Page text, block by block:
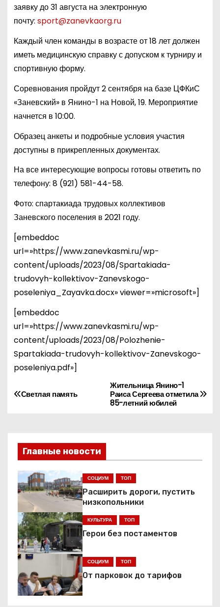
заявку до 31 августа на электронную
почту: sport@zanevkaorg.ru
Каждый член команды в возрасте от 18 лет должен
иметь медицинскую справку с допуском к турниру и
спортивную форму.
Соревнования пройдут 2 сентября на базе ЦФКиС
«Заневский» в Янино-1 на Новой, 19. Мероприятие
начнется в 10:00.
Образец анкеты и подробные условия участия
доступны в прикрепленных документах.
На все интересующие вопросы готовы ответить по
телефону: 8 (921) 581-44-58.
Фото: спартакиада трудовых коллективов
Заневского поселения в 2021 году.
[embeddoc
url=»https://www.zanevkasmi.ru/wp-
content/uploads/2023/08/Spartakiada-
trudovyh-kollektivov-Zanevskogo-
poseleniya_Zayavka.docx» viewer=»microsoft»]
[embeddoc
url=»https://www.zanevkasmi.ru/wp-
content/uploads/2023/08/Polozhenie-
Spartakiada-trudovyh-kollektivov-Zanevskogo-
poseleniya.pdf»]
Н
г
а
ц
и
я
п
о
Жительница Янино-1
Раиса Сергеева отметила
85-летний юбилей
Светлая память
Главные новости
СОЦИУМ ТОП
Расширить дороги, пустить
низкопольники
КУЛЬТУРА ТОП
Герои без постаментов
СОЦИУМ ТОП
От парковок до тарифов